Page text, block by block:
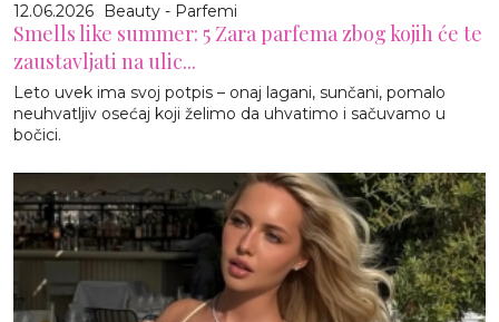
12.06.2026 Beauty - Parfemi
Smells like summer: 5 Zara parfema zbog kojih će te
zaustavljati na ulic...
Leto uvek ima svoj potpis – onaj lagani, sunčani, pomalo
neuhvatljiv osećaj koji želimo da uhvatimo i sačuvamo u
bočici.